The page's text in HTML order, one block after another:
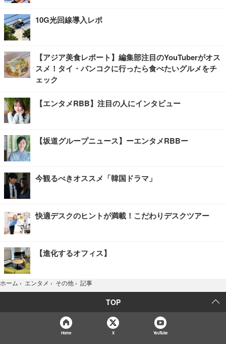
10G光回線導入レポ
【アジア美食レポート】編集部注目のYouTuberがオス
スメ！タイ・バンコクに行ったら食べたいグルメをチ
ェック
【エンタメRBB】注目の人にインタビュー
【坂道グループニュース】ーエンタメRBBー
今観るべきオススメ「韓国ドラマ」
快適デスクのヒントが満載！こだわりデスクツアー
【進化するオフィス】
ホーム › エンタメ › その他 › 記事
TOP
Home X YouTube